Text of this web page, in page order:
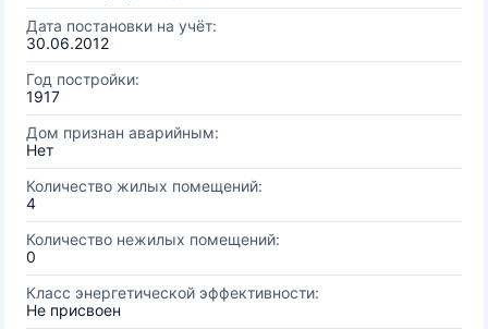
Дата постановки на учёт:
30.06.2012
Год постройки:
1917
Дом признан аварийным:
Нет
Количество жилых помещений:
4
Количество нежилых помещений:
0
Класс энергетической эффективности:
Не присвоен